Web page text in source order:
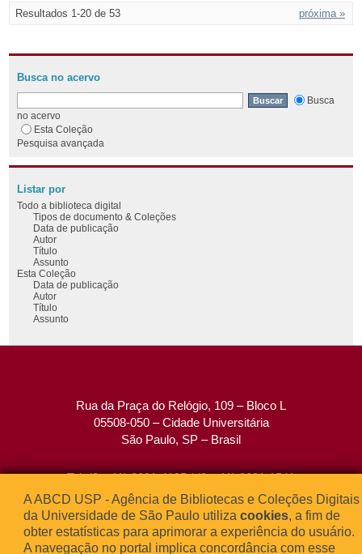
Resultados 1-20 de 53 próxima »
Busca no acervo
Busca
no acervo
Esta Coleção
Pesquisa avançada
Listar por
Todo a biblioteca digital
Tipos de documento & Coleções
Data de publicação
Autor
Título
Assunto
Esta Coleção
Data de publicação
Autor
Título
Assunto
Rua da Praça do Relógio, 109 – Bloco L
05508-050 – Cidade Universitária
São Paulo, SP – Brasil
Tel: (0xx11) 3091-4195 / (0xx11) 3091-1541
Fax: (0xx11) 3091-1567
E-mail:atendimento@abcd.usp.br
A ABCD USP - Agência de Bibliotecas e Coleções Digitais
da Universidade de São Paulo utiliza cookies, a fim de
obter estatísticas para aprimorar a experiência do usuário.
A navegação no portal implica concordância com esse